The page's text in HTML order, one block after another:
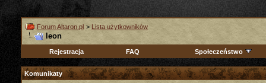
Forum Altaron.pl > Lista użytkowników
leon
Rejestracja FAQ Społeczeństwo
Komunikaty